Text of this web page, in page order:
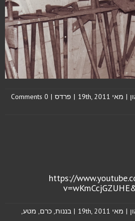
| מאי 19th, 2011 | פרדס |
0 Comments
https://
| מאי 19th, 2011 | בננות, כרם, מטע,